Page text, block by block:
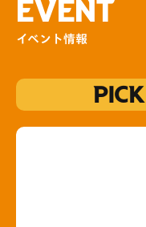
EVENT
イベント情報